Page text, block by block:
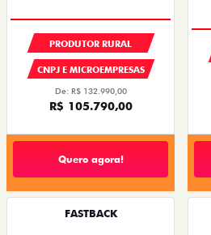
PRODUTOR RURAL
CNPJ E MICROEMPRESAS
De: R$ 132.990,00
R$ 105.790,00
Quero agora!
FASTBACK